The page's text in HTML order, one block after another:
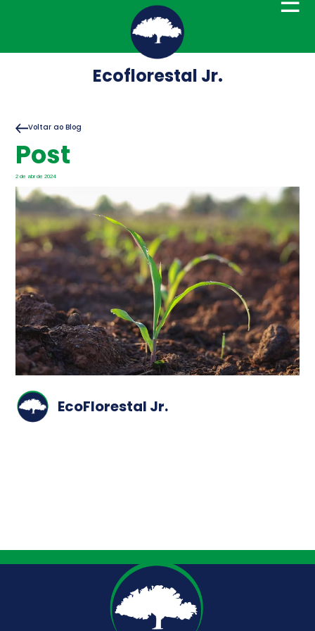
Ecoflorestal Jr.
Voltar ao Blog
Post
2 de abr de 2024
EcoFlorestal Jr.